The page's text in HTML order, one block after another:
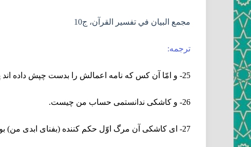
مجمع البيان في تفسير القرآن، ج‏10
ترجمه:
25- و امّا آن كس كه نامه اعمالش را بدست چپش داده ‏اند پس گويد كاشكى نامه اعمال مرا بمن ندادندى.
26- و كاشكى ندانستمى حساب من چيست.
27- اى كاشكى آن مرگ اوّل حكم كننده (بفناى ابدى من) بودى‏